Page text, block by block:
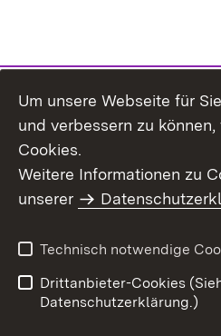
Um unsere Webseite für
und verbessern zu
Cookies.
Weitere Informationen zu
unserer
Technisch notwendige
Drittanbieter-Cookies
Datenschutzerklärung.)